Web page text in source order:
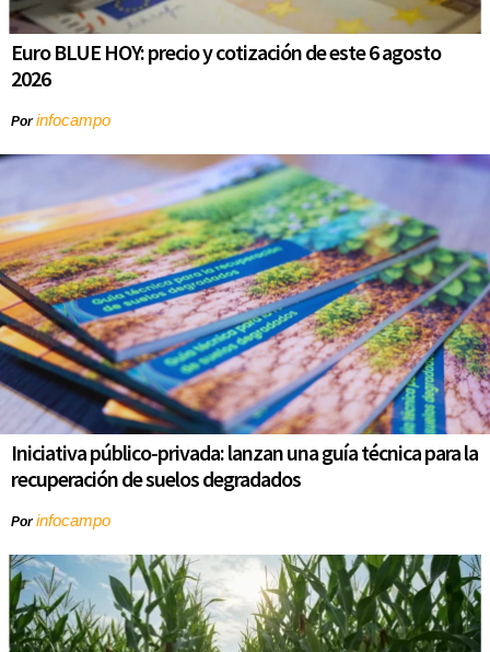
Euro BLUE HOY: precio y cotización de este 6 agosto
2026
Porinfocampo
Iniciativa público-privada: lanzan una guía técnica para la
recuperación de suelos degradados
Porinfocampo